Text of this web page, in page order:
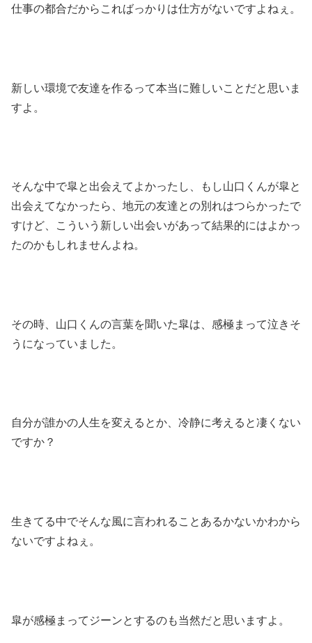
仕事の都合だからこればっかりは仕方がないですよねぇ。
新しい環境で友達を作るって本当に難しいことだと思いま
すよ。
そんな中で皐と出会えてよかったし、もし山口くんが皐と
出会えてなかったら、地元の友達との別れはつらかったで
すけど、こういう新しい出会いがあって結果的にはよかっ
たのかもしれませんよね。
その時、山口くんの言葉を聞いた皐は、感極まって泣きそ
うになっていました。
自分が誰かの人生を変えるとか、冷静に考えると凄くない
ですか？
生きてる中でそんな風に言われることあるかないかわから
ないですよねぇ。
皐が感極まってジーンとするのも当然だと思いますよ。